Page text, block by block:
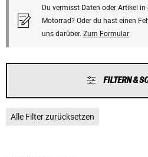
Du vermisst Daten oder Artikel
Motorrad? Oder du hast einen
uns darüber. Zum Formular
FILTERN &
Alle Filter zurücksetzen